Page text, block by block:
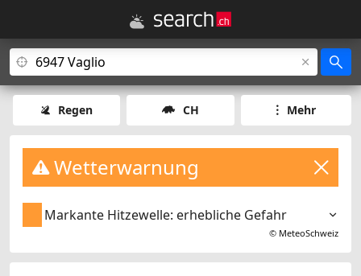
Regen CH Mehr
Wetterwarnung
Markante Hitzewelle: erhebliche Gefahr
© MeteoSchweiz